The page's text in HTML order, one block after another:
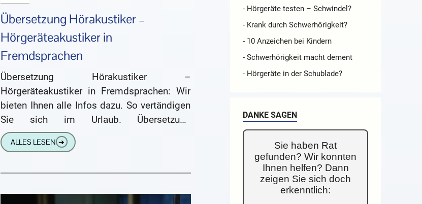
Übersetzung Hörakustiker –
Hörgeräteakustiker in
Fremdsprachen
Übersetzung Hörakustiker –
Hörgeräteakustiker in Fremdsprachen: Wir
bieten Ihnen alle Infos dazu. So vertändigen
Sie sich im Urlaub. Übersetzung
Hörakustiker – Hörgeräteakustiker in
Fremdsprachen Sie sind im Urlaub und auf
ALLES LESEN ➔
- Hörgeräte testen – Schwindel?
- Krank durch Schwerhörigkeit?
- 10 Anzeichen bei Kindern
- Schwerhörigkeit macht dement
- Hörgeräte in der Schublade?
DANKE SAGEN
Sie haben Rat
gefunden? Wir konnten
Ihnen helfen? Dann
zeigen Sie sich doch
erkenntlich: